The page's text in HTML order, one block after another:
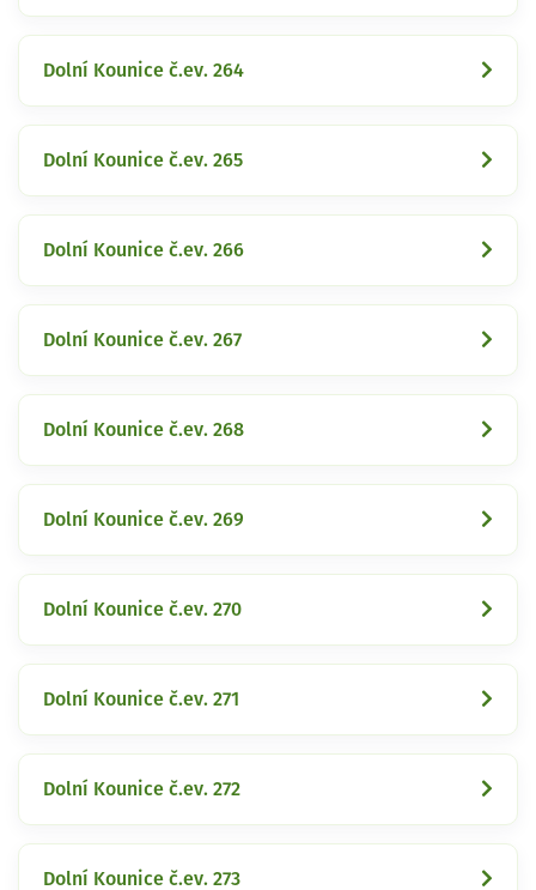
Dolní Kounice č.ev. 264
Dolní Kounice č.ev. 265
Dolní Kounice č.ev. 266
Dolní Kounice č.ev. 267
Dolní Kounice č.ev. 268
Dolní Kounice č.ev. 269
Dolní Kounice č.ev. 270
Dolní Kounice č.ev. 271
Dolní Kounice č.ev. 272
Dolní Kounice č.ev. 273